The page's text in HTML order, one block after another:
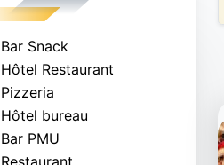
Bar Snack
Hôtel Restaurant
Pizzeria
Hôtel bureau
Bar PMU
Restaurant